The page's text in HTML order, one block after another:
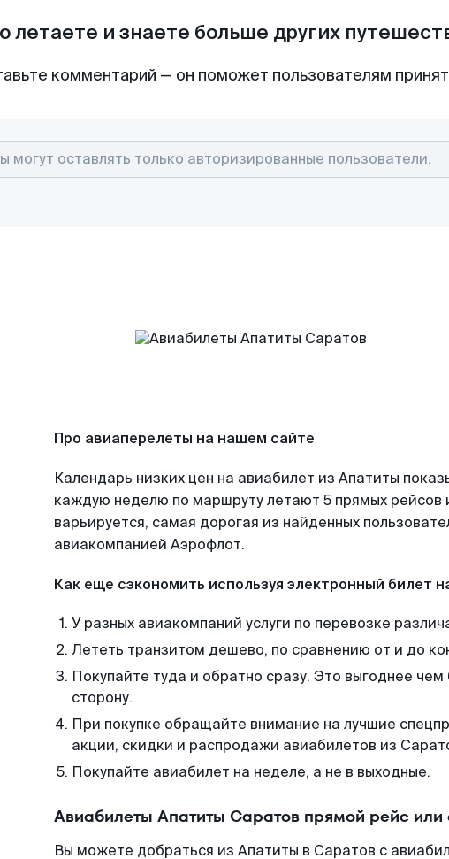
летаете и знаете больше других
комментарий — он поможет пользователям
Про авиаперелеты на нашем сайте
Календарь низких цен на авиабилет из Апатиты
каждую неделю по маршруту летают 5 прямых рейсов
варьируется, самая дорогая из найденных
авиакомпанией Аэрофлот.
Как еще сэкономить используя электронный билет
У разных авиакомпаний услуги по перевозке
Лететь транзитом дешево, по сравнению от и до
Покупайте туда и обратно сразу. Это выгоднее
сторону.
При покупке обращайте внимание на лучшие
акции, скидки и распродажи авиабилетов из
Покупайте авиабилет на неделе, а не в выходные.
Авиабилеты Апатиты Саратов прямой рейс
Вы можете добраться из Апатиты в Саратов с